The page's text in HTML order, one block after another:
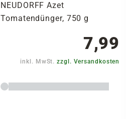
NEUDORFF Azet
Tomatendünger, 750 g
7,99
inkl. MwSt.zzgl. Versandkosten